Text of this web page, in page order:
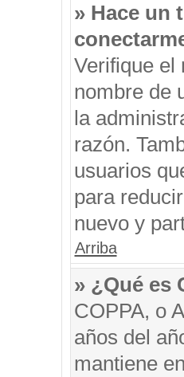
» Hace un
Verifique el
nombre de
la
razón.
usuarios
para
nuevo y
Arriba
» ¿Qué es
COPPA, o
años del
mantiene